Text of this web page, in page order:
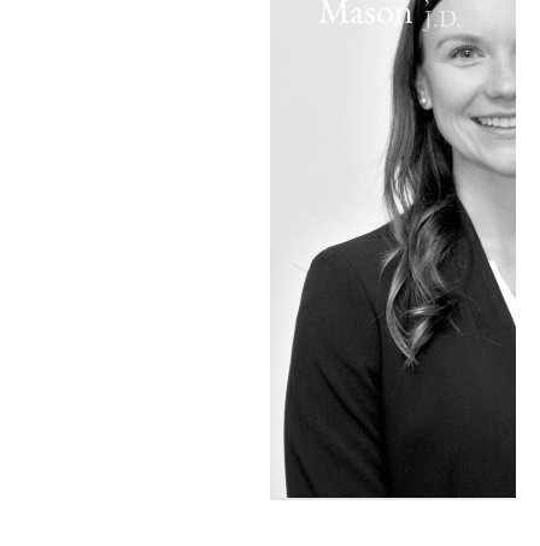
Mason J.D.